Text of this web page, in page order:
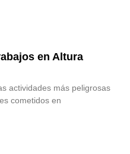
en Altura
actividades más peligrosas
cometidos en